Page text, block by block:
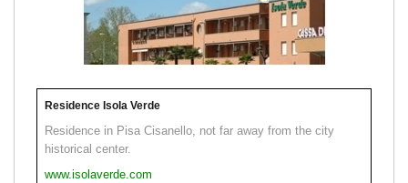
Residence Isola Verde
Residence in Pisa Cisanello, not far away from the city
historical center.
www.isolaverde.com